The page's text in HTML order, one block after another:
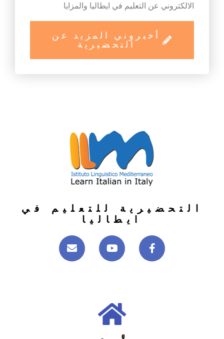
الالكتروني عن التعليم في ايطاليا والمزايا
أخبروني المزيد عن
التحضيرية
التحضيرية للتعليم في
ايطاليا